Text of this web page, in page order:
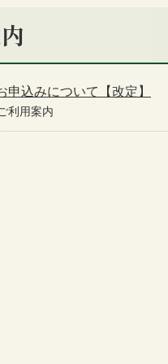
込みについて【改定】
利用案内